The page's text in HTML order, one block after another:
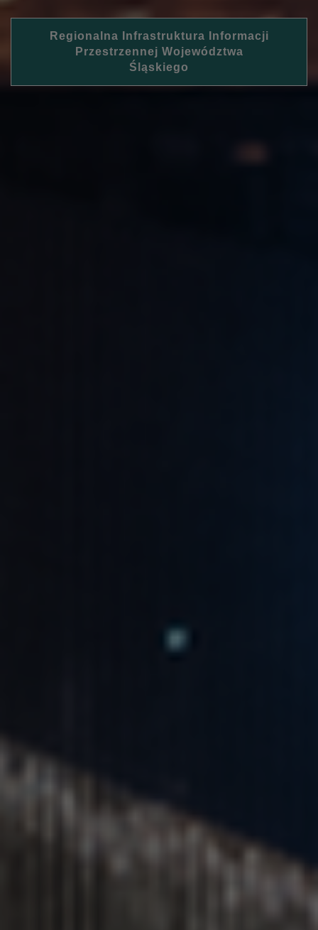
Regionalna Infrastruktura Informacji
Przestrzennej Województwa
Śląskiego